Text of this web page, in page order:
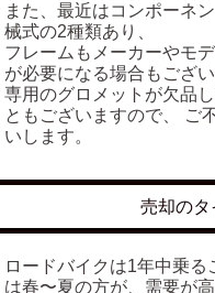
また、最近はコンポーネ
械式の2種類あり、
フレームもメーカーやモ
が必要になる場合もござい
専用のグロメットが欠品
ともございますので、 ご
いします。
売却のタ
ロードバイクは1年中乗る
は春〜夏の方が、需要が高